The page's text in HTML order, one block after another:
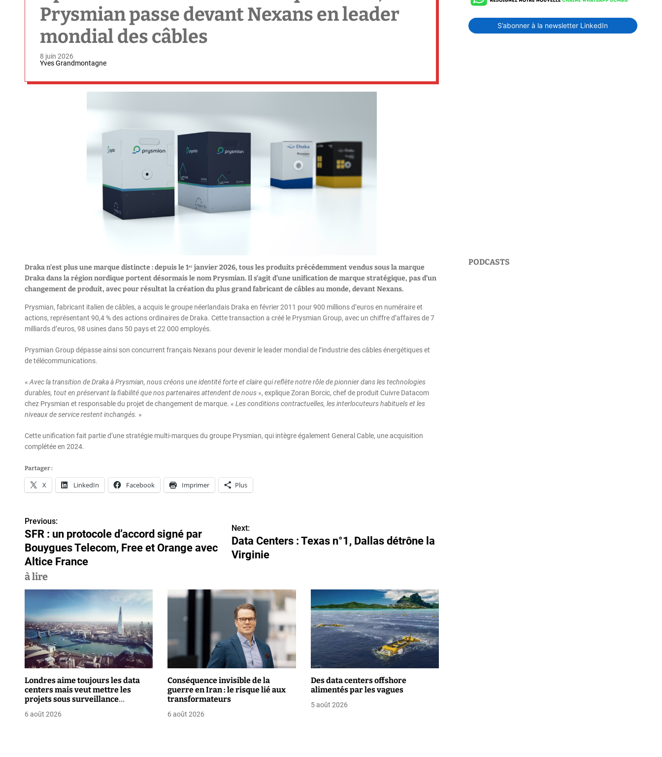
Prysmian passe devant Nexans en leader
mondial des câbles
8 juin 2026
Yves Grandmontagne
Draka n’est plus une marque distincte : depuis le 1ᵉʳ janvier 2026, tous les produits précédemment vendus sous la marque
Draka dans la région nordique portent désormais le nom Prysmian. Il s’agit d’une unification de marque stratégique, pas d’un
changement de produit, avec pour résultat la création du plus grand fabricant de câbles au monde, devant Nexans.
Prysmian, fabricant italien de câbles, a acquis le groupe néerlandais Draka en février 2011 pour 900 millions d’euros en numéraire et
actions, représentant 90,4 % des actions ordinaires de Draka. Cette transaction a créé le Prysmian Group, avec un chiffre d’affaires de 7
milliards d’euros, 98 usines dans 50 pays et 22 000 employés.
Prysmian Group dépasse ainsi son concurrent français Nexans pour devenir le leader mondial de l’industrie des câbles énergétiques et
de télécommunications.
« Avec la transition de Draka à Prysmian, nous créons une identité forte et claire qui reflète notre rôle de pionnier dans les technologies
durables, tout en préservant la fiabilité que nos partenaires attendent de nous », explique Zoran Borcic, chef de produit Cuivre Datacom
chez Prysmian et responsable du projet de changement de marque. « Les conditions contractuelles, les interlocuteurs habituels et les
niveaux de service restent inchangés. »
Cette unification fait partie d’une stratégie multi-marques du groupe Prysmian, qui intègre également General Cable, une acquisition
complétée en 2024.
Partager :
X LinkedIn Facebook Imprimer Plus
N
a
v
i
g
a
t
i
n
d
Previous:
SFR : un protocole d’accord signé par
Bouygues Telecom, Free et Orange avec
Altice France
Next:
Data Centers : Texas n°1, Dallas détrône la
Virginie
à lire
Londres aime toujours les data
centers mais veut mettre les
projets sous surveillance
6 août 2026
Conséquence invisible de la
guerre en Iran : le risque lié aux
transformateurs
6 août 2026
Des data centers offshore
alimentés par les vagues
5 août 2026
S’abonner à la newsletter LinkedIn
PODCASTS